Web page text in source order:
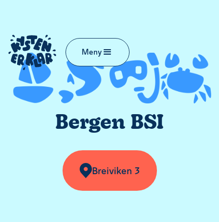
Meny
Bergen BSI
Breiviken 3